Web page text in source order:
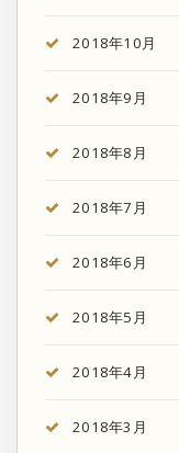
2018年10月
2018年9月
2018年8月
2018年7月
2018年6月
2018年5月
2018年4月
2018年3月